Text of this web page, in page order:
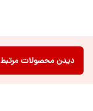
دیدن محصولات مرتبط